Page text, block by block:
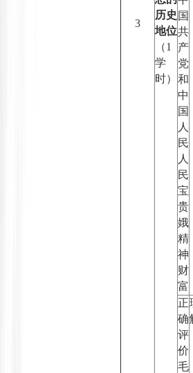
3
历史
地位
（1
学
时）
国
共
产
党
和
中
国
人
民
人
民
宝
贵
娥
精
神
财
富
正
确
评
价
毛